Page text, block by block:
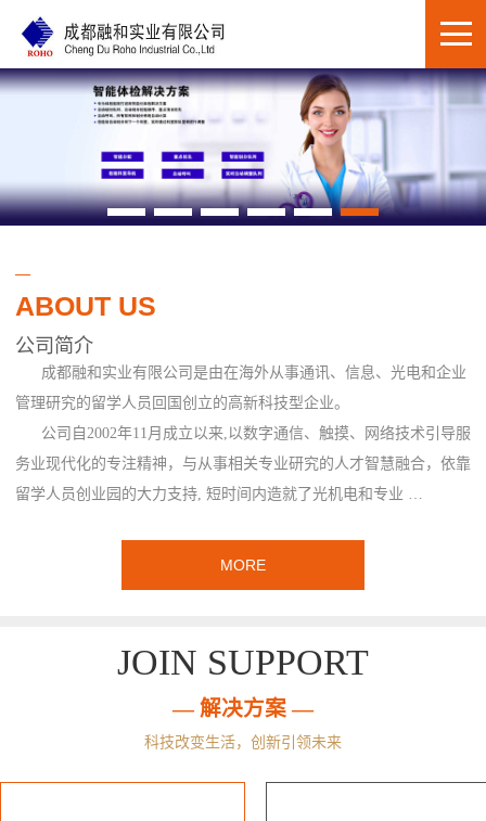
ABOUT US
公司简介
成都融和实业有限公司是由在海外从事通讯、信息、光电和企业
管理研究的留学人员回国创立的高新科技型企业。
公司自2002年11月成立以来,以数字通信、触摸、网络技术引导服
务业现代化的专注精神，与从事相关专业研究的人才智慧融合，依靠
留学人员创业园的大力支持, 短时间内造就了光机电和专业 …
MORE
JOIN SUPPORT
— 解决方案 —
科技改变生活，创新引领未来